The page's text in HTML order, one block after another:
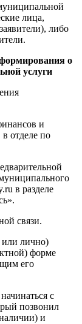
лица,
либо
о
услуги
и
отделе по
в разделе
связи.
лично)
форме
его
с
позвонил
и